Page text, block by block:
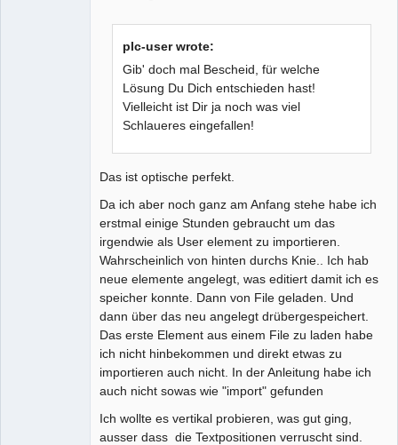
plc-user wrote:
Gib' doch mal Bescheid, für welche
Lösung Du Dich entschieden hast!
Vielleicht ist Dir ja noch was viel
Schlaueres eingefallen!
Das ist optische perfekt.
Da ich aber noch ganz am Anfang stehe habe ich
erstmal einige Stunden gebraucht um das
irgendwie als User element zu importieren.
Wahrscheinlich von hinten durchs Knie.. Ich hab
neue elemente angelegt, was editiert damit ich es
speicher konnte. Dann von File geladen. Und
dann über das neu angelegt drübergespeichert.
Das erste Element aus einem File zu laden habe
ich nicht hinbekommen und direkt etwas zu
importieren auch nicht. In der Anleitung habe ich
auch nicht sowas wie "import" gefunden
Ich wollte es vertikal probieren, was gut ging,
ausser dass die Textpositionen verruscht sind.